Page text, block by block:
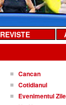
REVISTE
Cancan
Cotidianul
Evenimentul